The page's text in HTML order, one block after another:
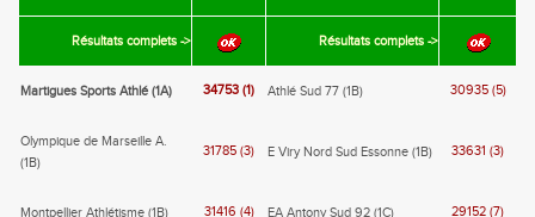
Résultats complets -> Résultats complets ->
Martigues Sports Athlé (1A) 34753 (1) Athlé Sud 77 (1B) 30935 (5)
Olympique de Marseille A.
(1B)
31785 (3) E Viry Nord Sud Essonne (1B) 33631 (3)
Montpellier Athlétisme (1B) 31416 (4) EA Antony Sud 92 (1C) 29152 (7)